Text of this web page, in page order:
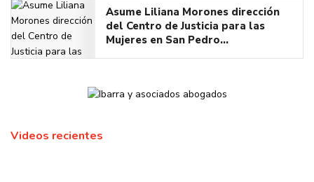
Asume Liliana Morones dirección
del Centro de Justicia para las
Mujeres en San Pedro…
Videos recientes